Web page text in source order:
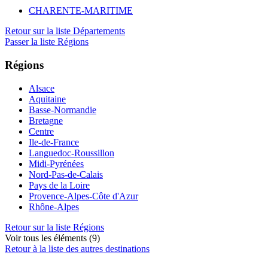
CHARENTE-MARITIME
Retour sur la liste Départements
Passer la liste Régions
Régions
Alsace
Aquitaine
Basse-Normandie
Bretagne
Centre
Ile-de-France
Languedoc-Roussillon
Midi-Pyrénées
Nord-Pas-de-Calais
Pays de la Loire
Provence-Alpes-Côte d'Azur
Rhône-Alpes
Retour sur la liste Régions
Voir tous les éléments (9)
Retour à la liste des autres destinations